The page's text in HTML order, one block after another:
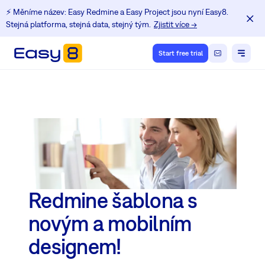
⚡️ Měníme název: Easy Redmine a Easy Project jsou nyní Easy8.
Stejná platforma, stejná data, stejný tým. Zjistit více →
Start free trial
Redmine šablona s
novým a mobilním
designem!